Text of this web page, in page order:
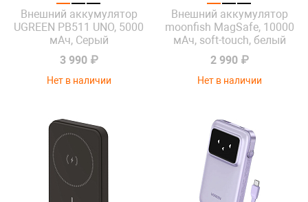
Внешний аккумулятор
UGREEN PB511 UNO, 5000
мАч, Серый
3 990 ₽
Нет в наличии
Внешний аккумулятор
moonfish MagSafe, 10000
мАч, soft-touch, белый
2 990 ₽
Нет в наличии